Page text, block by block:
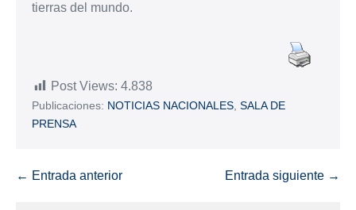
tierras del mundo.
Post Views: 4.838
Publicaciones: NOTICIAS NACIONALES SALA DE
PRENSA
← Entrada anterior Entrada siguiente →